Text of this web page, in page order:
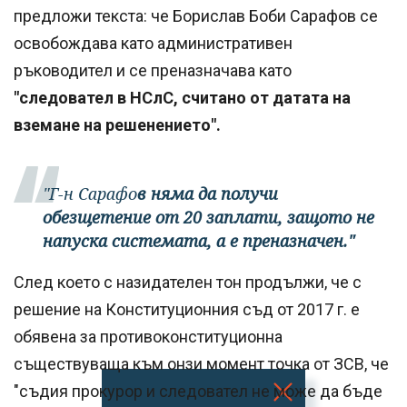
предложи текста: че Борислав Боби Сарафов се
освобождава като административен
ръководител и се преназначава като
"следовател в НСлС, считано от датата на
вземане на решенението".
"Г-н Сарафов няма да получи
обезщетение от 20 заплати, защото не
напуска системата, а е преназначен."
След което с назидателен тон продължи, че с
решение на Конституционния съд от 2017 г. е
обявена за противоконституционна
съществуваща към онзи момент точка от ЗСВ, че
"съдия прокурор и следовател не може да бъде